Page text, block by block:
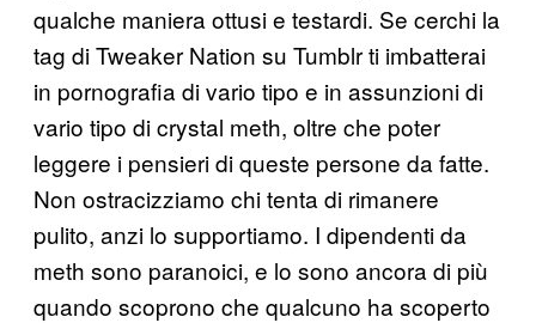
qualche maniera ottusi e testardi. Se cerchi la
tag di Tweaker Nation su Tumblr ti imbatterai
in pornografia di vario tipo e in assunzioni di
vario tipo di crystal meth, oltre che poter
leggere i pensieri di queste persone da fatte.
Non ostracizziamo chi tenta di rimanere
pulito, anzi lo supportiamo. I dipendenti da
meth sono paranoici, e lo sono ancora di più
quando scoprono che qualcuno ha scoperto